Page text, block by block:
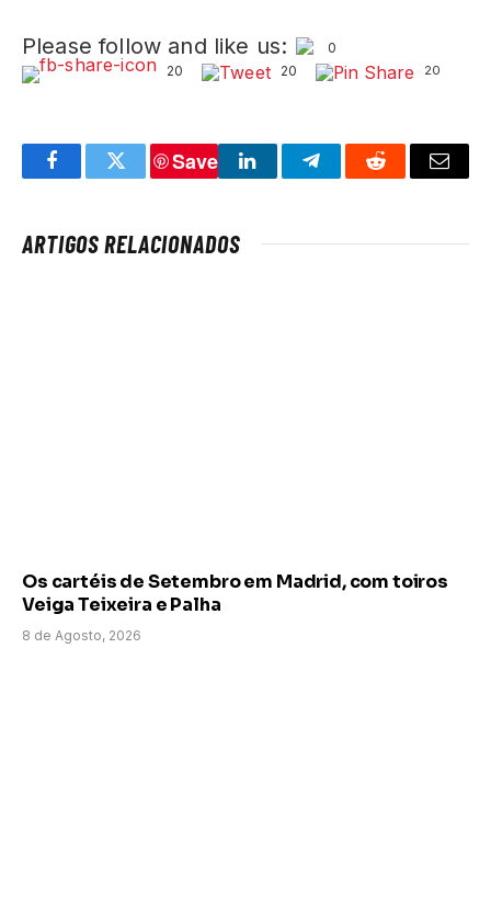
Please follow and like us:
0
20
20 20
FacebookTwitter
Save
LinkedInTelegramReddit Email
ARTIGOS RELACIONADOS
Os cartéis de Setembro em Madrid, com toiros
Veiga Teixeira e Palha
8 de Agosto, 2026